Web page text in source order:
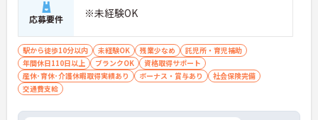
応募要件 ※未経験OK
駅から徒歩10分以内 未経験OK 残業少なめ
託児所・育児補助
年間休日110日以上
ブランクOK
資格取得サポート
産休･育休･介護休暇取得実績あり
ボーナス・賞与あり
社会保険完備
交通費支給